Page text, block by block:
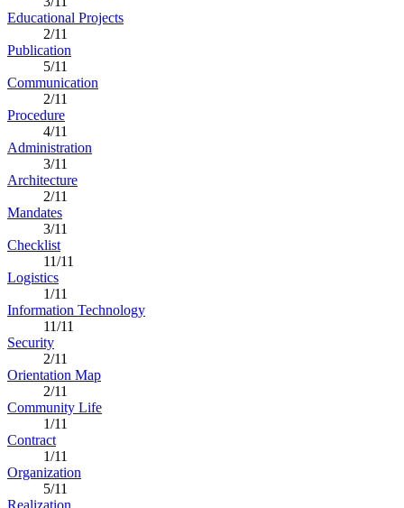
Educational Projects
2/11
Publication
5/11
Communication
2/11
Procedure
4/11
Administration
3/11
Architecture
2/11
Mandates
3/11
Checklist
11/11
Logistics
1/11
Information Technology
11/11
Security
2/11
Orientation Map
2/11
Community Life
1/11
Contract
1/11
Organization
5/11
Realization